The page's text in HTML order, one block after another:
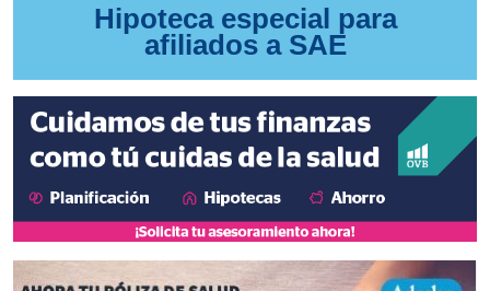
Hipoteca especial para
afiliados a SAE